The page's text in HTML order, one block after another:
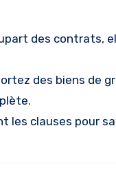
des contrats,
des biens de
les clauses pour